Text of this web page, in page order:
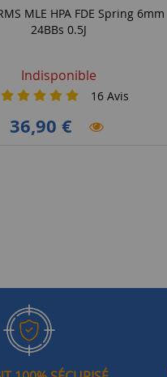
MLE HPA FDE Spring 6mm
24BBs 0.5J
Indisponible
16 Avis
36,90 €